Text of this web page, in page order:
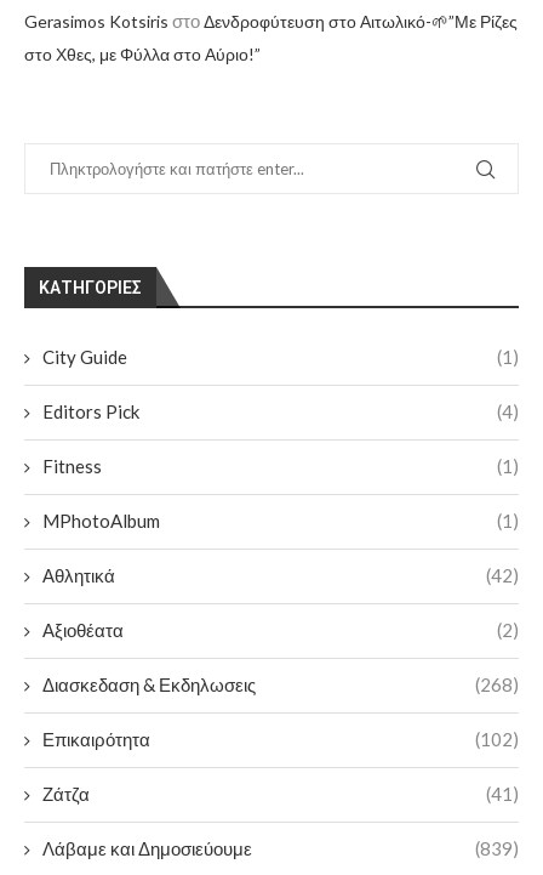
Gerasimos Kotsiris στοΔενδροφύτευση στο Αιτωλικό-🌱”Με Ρίζες
στο Χθες, με Φύλλα στο Αύριο!”
KΑΤΗΓΟΡΊΕΣ
City Guide (1)
Editors Pick (4)
Fitness (1)
MPhotoAlbum (1)
Αθλητικά (42)
Αξιοθέατα (2)
Διασκεδαση & Εκδηλωσεις (268)
Επικαιρότητα (102)
Ζάτζα (41)
Λάβαμε και Δημοσιεύουμε (839)